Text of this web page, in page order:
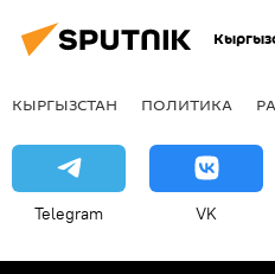
КЫРГЫЗСТАН ПОЛИТИКА
Telegram VK